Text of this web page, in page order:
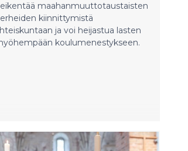
maahanmuuttotaustaisten
kiinnittymistä
ja voi heijastua lasten
koulumenestykseen.